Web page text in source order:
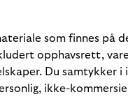
som finnes
opphavsrett,
Du samtykker
ikke-